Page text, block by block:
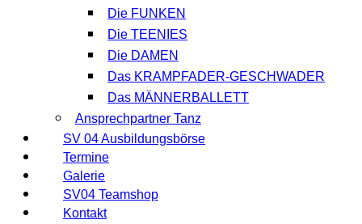
Die FUNKEN
Die TEENIES
Die DAMEN
Das KRAMPFADER-GESCHWADER
Das MÄNNERBALLETT
Ansprechpartner Tanz
SV 04 Ausbildungsbörse
Termine
Galerie
SV04 Teamshop
Kontakt